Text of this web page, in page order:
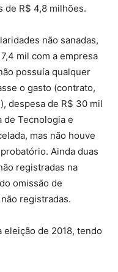
de R$ 4,8 milhões.
não sanadas,
mil com a empresa
possuía qualquer
o gasto (contrato,
despesa de R$ 30 mil
de Tecnologia e
mas não houve
Ainda duas
registradas na
omissão de
registradas.
de 2018, tendo